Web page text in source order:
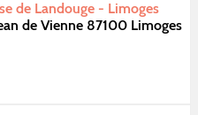
de Landouge - Limoges
de Vienne 87100 Limoges